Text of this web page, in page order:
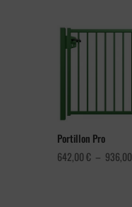
Portillon Pro
642,00€ – 936,00